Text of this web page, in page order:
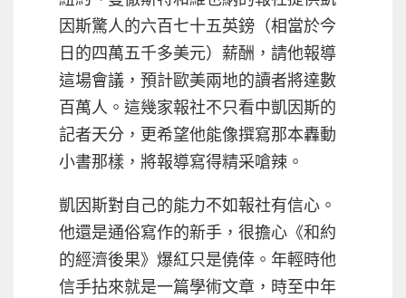
因斯驚人的六百七十五英鎊（相當於今
日的四萬五千多美元）薪酬，請他報導
這場會議，預計歐美兩地的讀者將達數
百萬人。這幾家報社不只看中凱因斯的
記者天分，更希望他能像撰寫那本轟動
小書那樣，將報導寫得精采嗆辣。
凱因斯對自己的能力不如報社有信心。
他還是通俗寫作的新手，很擔心《和約
的經濟後果》爆紅只是僥倖。年輕時他
信手拈來就是一篇學術文章，時至中年